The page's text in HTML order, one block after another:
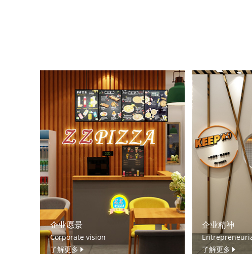
企业愿景
Corporate vision
了解更多
企业精神
了解更多